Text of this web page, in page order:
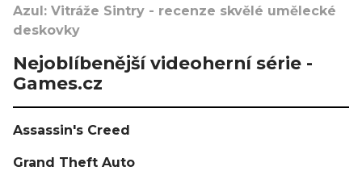
Azul: Vitráže Sintry - recenze skvělé umělecké
deskovky
Nejoblíbenější videoherní série -
Games.cz
Assassin's Creed
Grand Theft Auto